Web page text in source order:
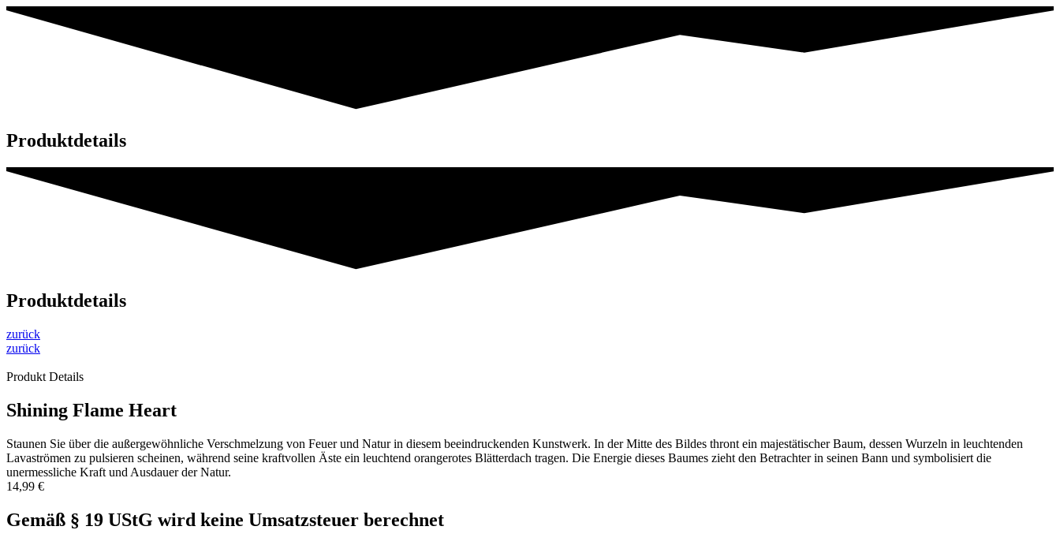
Produktdetails
Produktdetails
zurück
zurück
Produkt Details
Shining Flame Heart
Staunen Sie über die außergewöhnliche Verschmelzung von Feuer und Natur in diesem beeindruckenden Kunstwerk. In der Mitte des Bildes thront ein majestätischer Baum, dessen Wurzeln in leuchtenden
Lavaströmen zu pulsieren scheinen, während seine kraftvollen Äste ein leuchtend orangerotes Blätterdach tragen. Die Energie dieses Baumes zieht den Betrachter in seinen Bann und symbolisiert die
unermessliche Kraft und Ausdauer der Natur.
14,99 €
Gemäß § 19 UStG wird keine Umsatzsteuer berechnet​